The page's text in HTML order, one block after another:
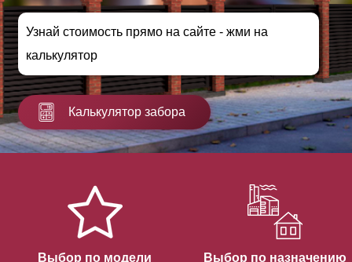
Узнай стоимость прямо на сайте - жми на
калькулятор
Калькулятор забора
Выбор по модели Выбор по назначению